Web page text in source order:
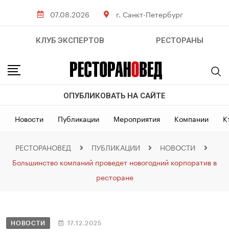
07.08.2026 г. Санкт-Петербург
КЛУБ ЭКСПЕРТОВ РЕСТОРАНЫ
ОПУБЛИКОВАТЬ НА САЙТЕ
Новости Публикации Мероприятия Компании
РЕСТОРАНОВЕД ПУБЛИКАЦИИ
НОВОСТИ
Большинство компаний проведет новогодний корпоратив в
ресторане
НОВОСТИ 17.12.2025